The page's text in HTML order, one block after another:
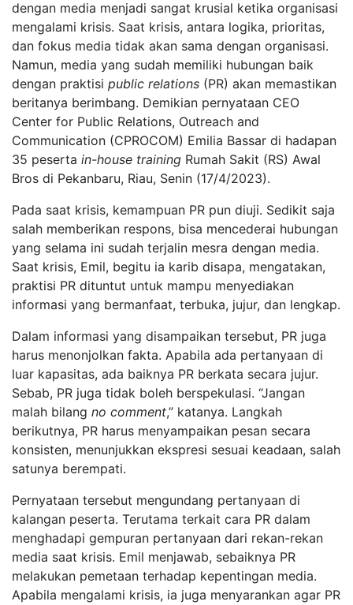
dengan media menjadi sangat krusial ketika organisasi
mengalami krisis. Saat krisis, antara logika, prioritas,
dan fokus media tidak akan sama dengan organisasi.
Namun, media yang sudah memiliki hubungan baik
dengan praktisi public relations (PR) akan memastikan
beritanya berimbang. Demikian pernyataan CEO
Center for Public Relations, Outreach and
Communication (CPROCOM) Emilia Bassar di hadapan
35 peserta in-house training Rumah Sakit (RS) Awal
Bros di Pekanbaru, Riau, Senin (17/4/2023).
Pada saat krisis, kemampuan PR pun diuji. Sedikit saja
salah memberikan respons, bisa mencederai hubungan
yang selama ini sudah terjalin mesra dengan media.
Saat krisis, Emil, begitu ia karib disapa, mengatakan,
praktisi PR dituntut untuk mampu menyediakan
informasi yang bermanfaat, terbuka, jujur, dan lengkap.
Dalam informasi yang disampaikan tersebut, PR juga
harus menonjolkan fakta. Apabila ada pertanyaan di
luar kapasitas, ada baiknya PR berkata secara jujur.
Sebab, PR juga tidak boleh berspekulasi. “Jangan
malah bilang no comment,” katanya. Langkah
berikutnya, PR harus menyampaikan pesan secara
konsisten, menunjukkan ekspresi sesuai keadaan, salah
satunya berempati.
Pernyataan tersebut mengundang pertanyaan di
kalangan peserta. Terutama terkait cara PR dalam
menghadapi gempuran pertanyaan dari rekan-rekan
media saat krisis. Emil menjawab, sebaiknya PR
melakukan pemetaan terhadap kepentingan media.
Apabila mengalami krisis, ia juga menyarankan agar PR